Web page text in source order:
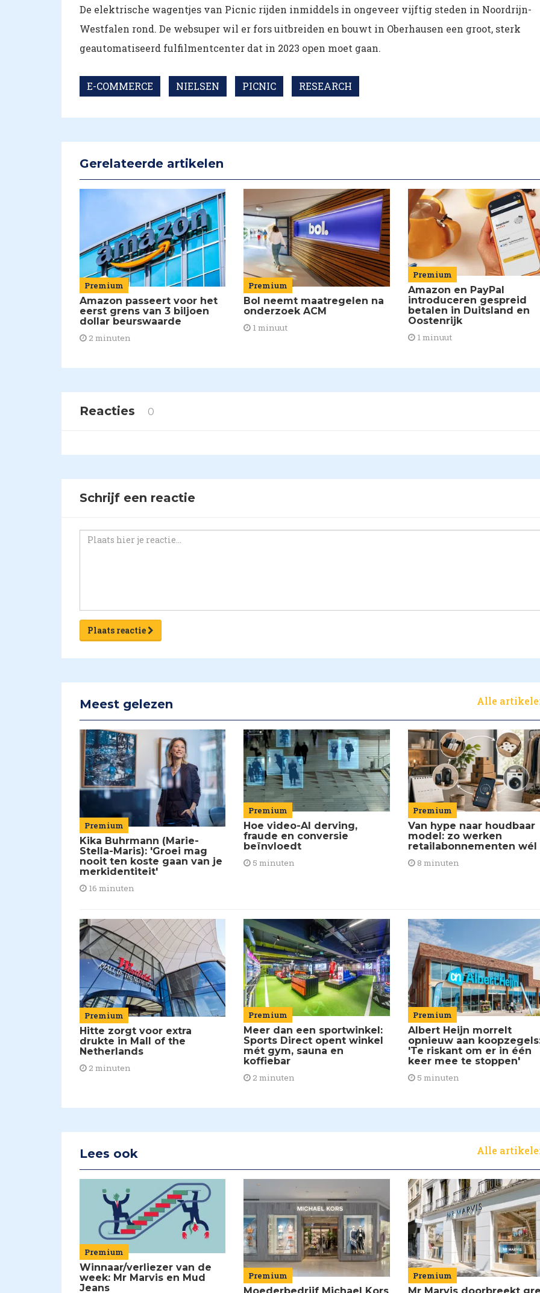
De elektrische wagentjes van Picnic rijden inmiddels in ongeveer vijftig steden in Noordrijn-
Westfalen rond. De websuper wil er fors uitbreiden en bouwt in Oberhausen een groot, sterk
geautomatiseerd fulfilmentcenter dat in 2023 open moet gaan.
E-COMMERCE NIELSEN PICNIC RESEARCH
Gerelateerde artikelen
Premium
Amazon passeert voor het
eerst grens van 3 biljoen
dollar beurswaarde
2 minuten
Premium
Bol neemt maatregelen na
onderzoek ACM
1 minuut
Premium
Amazon en PayPal
introduceren gespreid
betalen in Duitsland en
Oostenrijk
1 minuut
Reacties 0
Schrijf een reactie
Plaats reactie
Meest gelezen Alle
Premium
Kika Buhrmann (Marie-
Stella-Maris): 'Groei mag
nooit ten koste gaan van je
merkidentiteit'
16 minuten
Premium
Hoe video-AI derving,
fraude en conversie
beïnvloedt
5 minuten
Premium
Van hype naar houdbaar
model: zo werken
retailabonnementen wél
8 minuten
Premium
Hitte zorgt voor extra
drukte in Mall of the
Netherlands
2 minuten
Premium
Meer dan een sportwinkel:
Sports Direct opent winkel
mét gym, sauna en
koffiebar
2 minuten
Premium
Albert Heijn morrelt
opnieuw aan
'Te riskant om er in één
keer mee te stoppen'
5 minuten
Lees ook Alle
Premium
Winnaar/verliezer van de
week: Mr Marvis en Mud
Jeans
Premium Premium